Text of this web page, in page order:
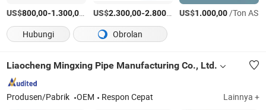
US$800,00-1.300,00 /Ton AS
US$2.300,00-2.800,00 /Ton AS
US$1.000,00/Ton AS
Hubungi
Obrolan
Liaocheng Mingxing Pipe Manufacturing Co., Ltd.
Produsen/Pabrik OEM Respon Cepat Lainnya +